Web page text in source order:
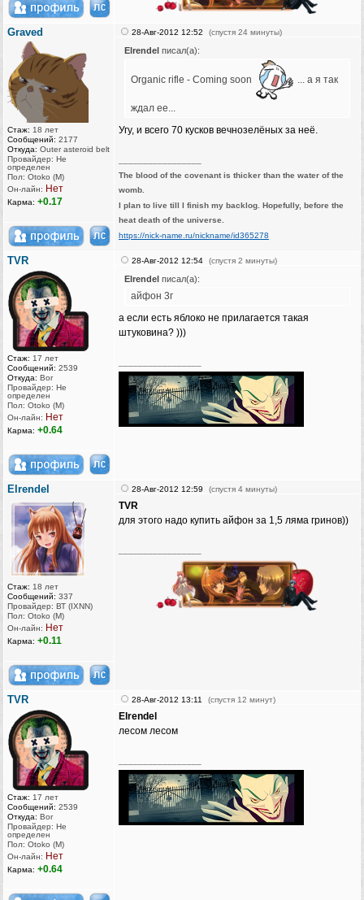
Graved
Стаж: 18 лет
Сообщений: 2177
Откуда: Outer asteroid belt
Провайдер: Не
определен
Пол: Otoko (M)
Он-лайн: Нет
Карма: +0.17
28-Авг-2012 12:52 (спустя 24 минуты)
Elrendel писал(а):
Organic rifle - Coming soon ... а я так
ждал ее...
Угу, и всего 70 кусков вечнозелёных за неё.
The blood of the covenant is thicker than the water of the
womb.
I plan to live till I finish my backlog. Hopefully, before the
heat death of the universe.
https://nick-name.ru/nickname/id365278
TVR
Стаж: 17 лет
Сообщений: 2539
Откуда: Bor
Провайдер: Не
определен
Пол: Otoko (M)
Он-лайн: Нет
Карма: +0.64
28-Авг-2012 12:54 (спустя 2 минуты)
Elrendel писал(а):
айфон 3г
а если есть яблоко не прилагается такая
штуковина? )))
Elrendel
Стаж: 18 лет
Сообщений: 337
Провайдер: ВТ (IXNN)
Пол: Otoko (M)
Он-лайн: Нет
Карма: +0.11
28-Авг-2012 12:59 (спустя 4 минуты)
TVR
для этого надо купить айфон за 1,5 ляма гринов))
TVR
Стаж: 17 лет
Сообщений: 2539
Откуда: Bor
Провайдер: Не
определен
Пол: Otoko (M)
Он-лайн: Нет
Карма: +0.64
28-Авг-2012 13:11 (спустя 12 минут)
Elrendel
лесом лесом